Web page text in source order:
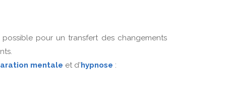
pour un transfert des changements
mentale et d'hypnose :